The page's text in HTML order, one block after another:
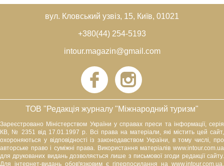
вул. Кловський узвіз, 15, Київ, 01021
+380(44) 254-5193
intour.magazin@gmail.com
ТОВ "Редакція журналу "Міжнародний туризм"
Зареєстровано Міністерством України у справах преси та інформації, серія
КВ, № 2351 від 17.01.1997 р. Всі права на матеріали, які містить цей сайт,
охороняються у відповідності із законодавством України, в тому числі, про
авторське право і суміжні права. Використання матерiалiв www.intour.com.ua
для друкованих видань дозволяється лише з письмової згоди редакції сайту.
Для iнтернет-видань обов'язковим є гiперпосилання на www.intour.com.ua,